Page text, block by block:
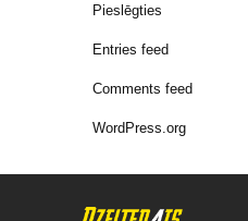
Pieslēgties
Entries feed
Comments feed
WordPress.org